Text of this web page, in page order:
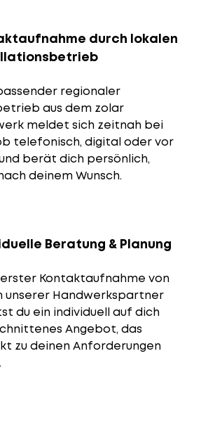
durch lokalen
regionaler
aus dem zolar
meldet sich zeitnah bei
telefonisch, digital oder vor
berät dich persönlich,
deinem Wunsch.
Beratung & Planung
Kontaktaufnahme von
unserer Handwerkspartner
du ein individuell auf dich
Angebot, das
zu deinen Anforderungen